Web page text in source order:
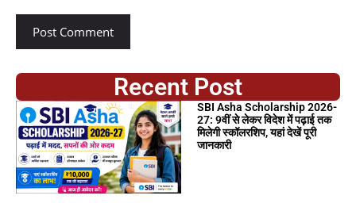
Recent Post
SBI Asha Scholarship 2026-
27: 9वीं से लेकर विदेश में पढ़ाई तक
मिलेगी स्कॉलरशिप, यहां देखें पूरी
जानकारी